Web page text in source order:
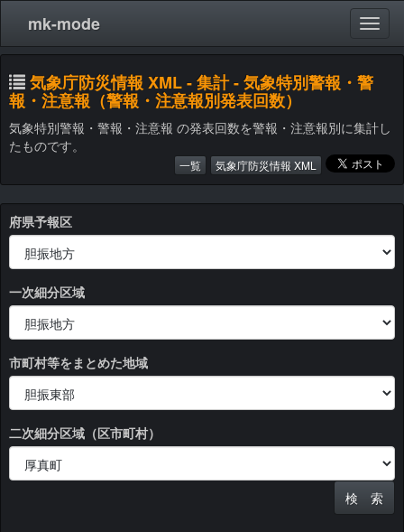
mk-mode
気象庁防災情報 XML - 集計 - 気象特別警報・警
報・注意報（警報・注意報別発表回数）
気象特別警報・警報・注意報 の発表回数を警報・注意報別に集計し
たものです。
一覧 気象庁防災情報 XML
府県予報区
一次細分区域
市町村等をまとめた地域
二次細分区域（区市町村）